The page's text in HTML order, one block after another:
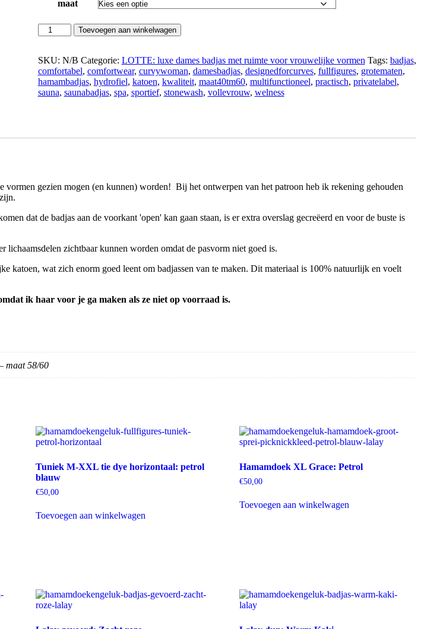
maat
Badjas
extra
Petrol
aantal
Toevoegen aan winkelwagen
SKU: N/B Categorie: LOTTE: luxe dames badjas met ruimte voor vrouwelijke vormen Tags: badjas,
comfortabel, comfortwear, curvywoman, damesbadjas, designedforcurves, fullfigures, grotematen,
hamambadjas, hydrofiel, katoen, kwaliteit, maat40tm60, multifunctioneel, practisch, privatelabel,
sauna, saunabadjas, spa, sportief, stonewash, vollevrouw, welness
vormen gezien mogen (en kunnen) worden! Bij het ontwerpen van het patroon heb ik rekening gehouden
dat de badjas aan de voorkant 'open' kan gaan staan, is er extra overslag gecreëerd en voor de buste is
zichtbaar kunnen worden omdat de pasvorm niet goed is.
katoen, wat zich enorm goed leent om badjassen van te maken. Dit materiaal is 100% natuurlijk en voelt
ik haar voor je ga maken als ze niet op voorraad is.
maat 58/60
Tuniek M-XXL tie dye horizontaal: petrol
blauw
€50,00
Toevoegen aan winkelwagen
Hamamdoek XL Grace: Petrol
€50,00
Toevoegen aan winkelwagen